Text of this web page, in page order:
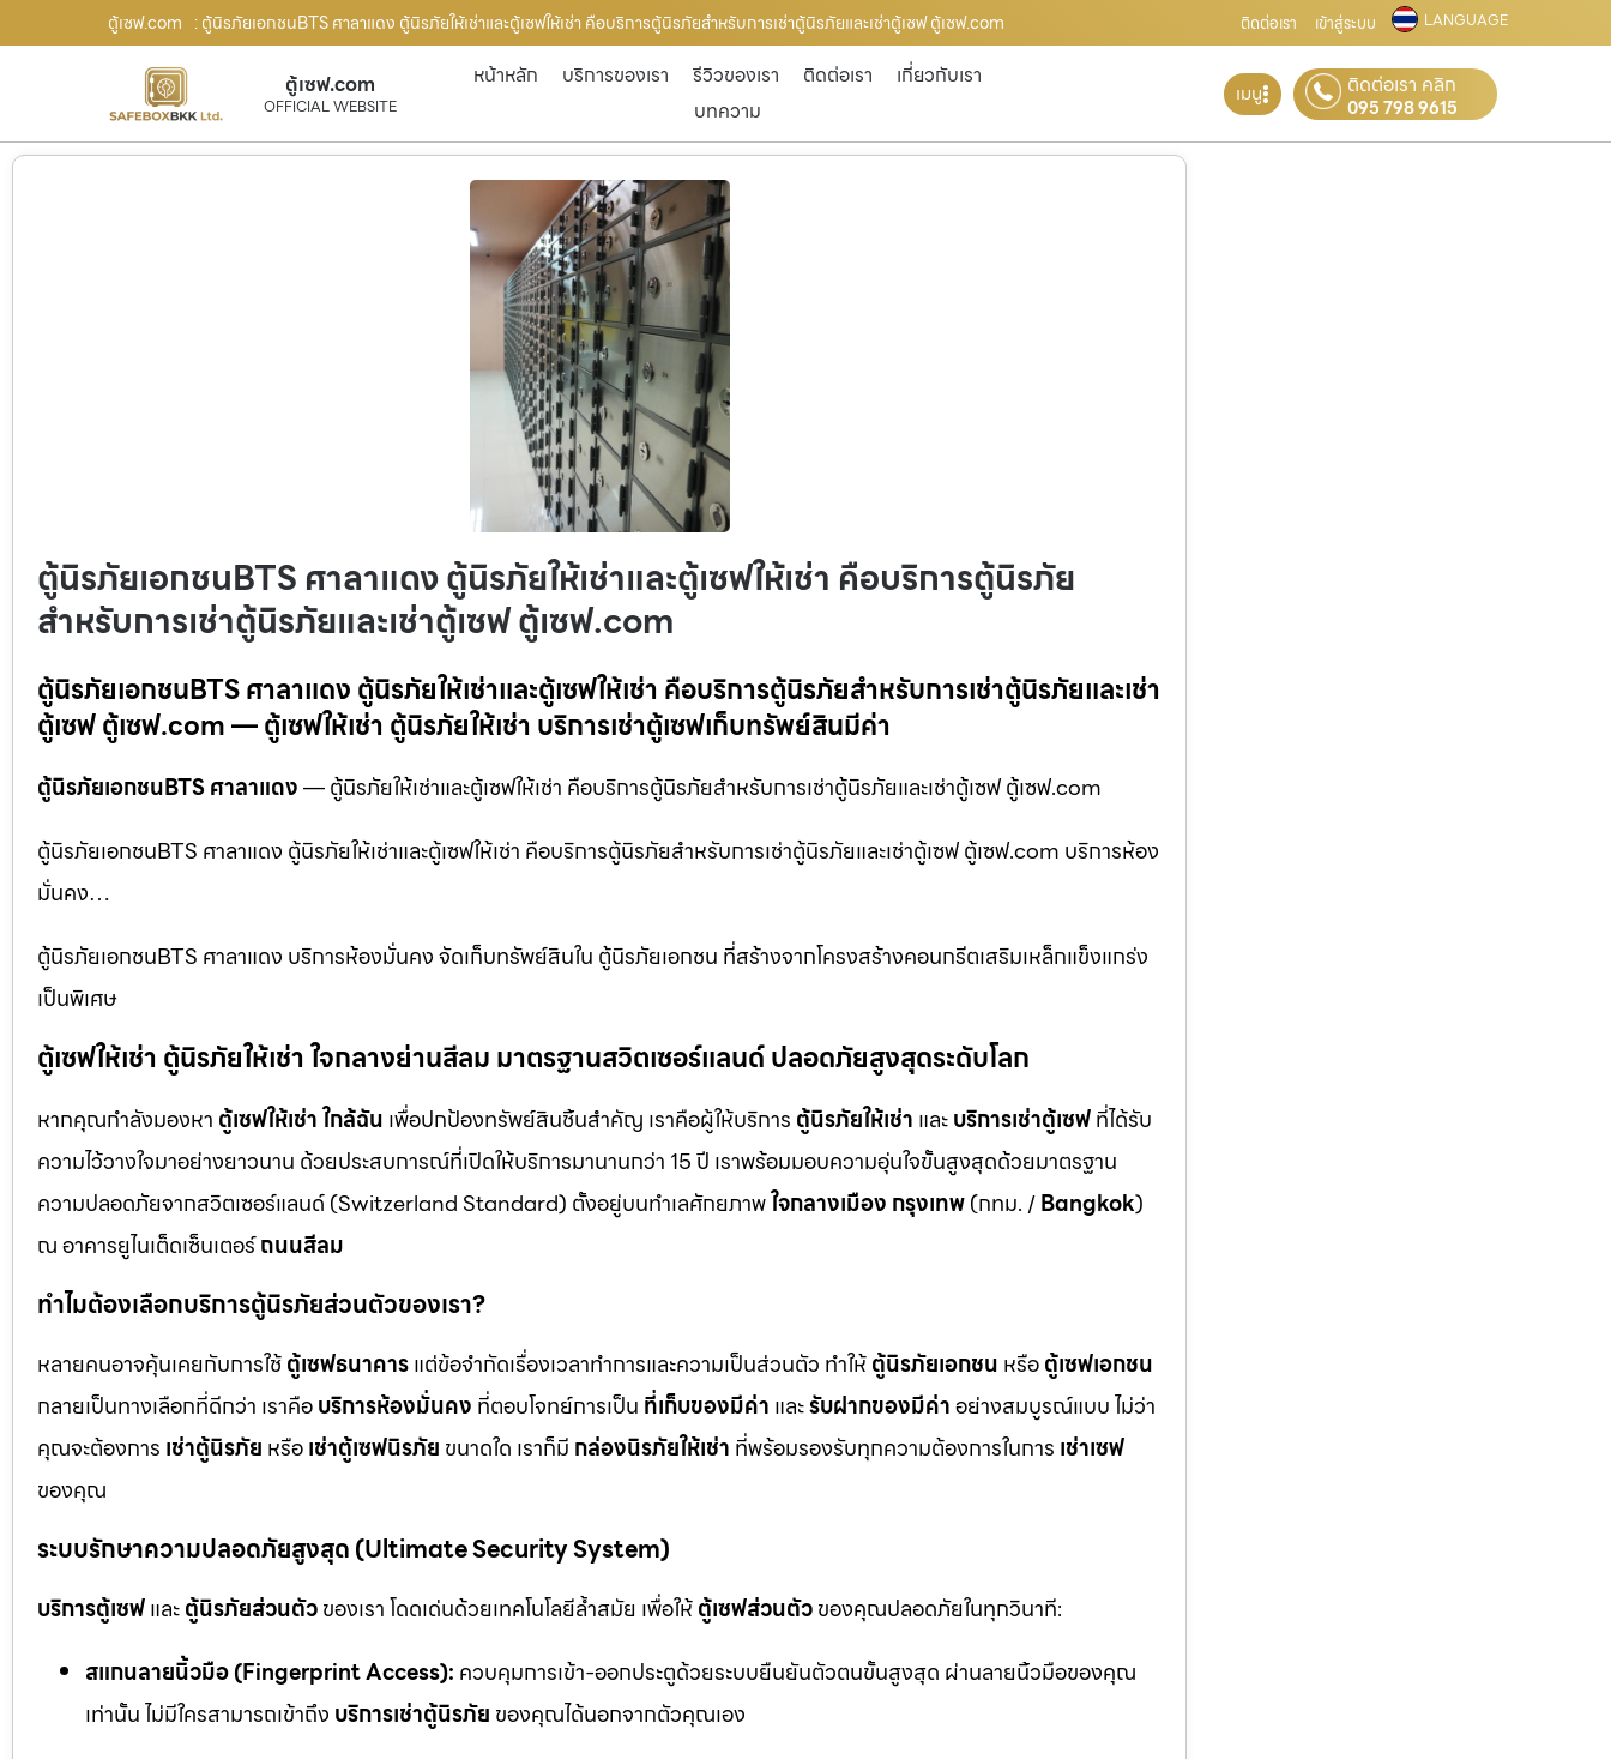
ตู้เซฟ.com : ตู้นิรภัยเอกชนBTS ศาลาแดง ตู้นิรภัยให้เช่าและตู้เซฟให้เช่า คือบริการตู้นิรภัยสำหรับการเช่าตู้นิรภัยและเช่าตู้เซฟ ตู้เซฟ.com ติดต่อเรา เข้าสู่ระบบ LANGUAGE
ตู้เซฟ.com
OFFICIAL WEBSITE
หน้าหลัก บริการของเรา รีวิวของเรา ติดต่อเรา
เกี่ยวกับเรา
บทความ
เมนู ติดต่อเรา คลิก
095 798 9615
ตู้นิรภัยเอกชนBTS ศาลาแดง ตู้นิรภัยให้เช่าและตู้เซฟให้เช่า คือบริการตู้นิรภัย
สำหรับการเช่าตู้นิรภัยและเช่าตู้เซฟ ตู้เซฟ.com
ตู้นิรภัยเอกชนBTS ศาลาแดง ตู้นิรภัยให้เช่าและตู้เซฟให้เช่า คือบริการตู้นิรภัยสำหรับการเช่าตู้นิรภัยและเช่า
ตู้เซฟ ตู้เซฟ.com — ตู้เซฟให้เช่า ตู้นิรภัยให้เช่า บริการเช่าตู้เซฟเก็บทรัพย์สินมีค่า
ตู้นิรภัยเอกชนBTS ศาลาแดง— ตู้นิรภัยให้เช่าและตู้เซฟให้เช่า คือบริการตู้นิรภัยสำหรับการเช่าตู้นิรภัยและเช่าตู้เซฟ ตู้เซฟ.com
ตู้นิรภัยเอกชนBTS ศาลาแดง ตู้นิรภัยให้เช่าและตู้เซฟให้เช่า คือบริการตู้นิรภัยสำหรับการเช่าตู้นิรภัยและเช่าตู้เซฟ ตู้เซฟ.com บริการห้อง
มั่นคง…
ตู้นิรภัยเอกชนBTS ศาลาแดง บริการห้องมั่นคง จัดเก็บทรัพย์สินใน ตู้นิรภัยเอกชน ที่สร้างจากโครงสร้างคอนกรีตเสริมเหล็กแข็งแกร่ง
เป็นพิเศษ
ตู้เซฟให้เช่า ตู้นิรภัยให้เช่า ใจกลางย่านสีลม มาตรฐานสวิตเซอร์แลนด์ ปลอดภัยสูงสุดระดับโลก
หากคุณกำลังมองหา ตู้เซฟให้เช่า ใกล้ฉัน เพื่อปกป้องทรัพย์สินชิ้นสำคัญ เราคือผู้ให้บริการ ตู้นิรภัยให้เช่า และบริการเช่าตู้เซฟที่ได้รับ
ความไว้วางใจมาอย่างยาวนาน ด้วยประสบการณ์ที่เปิดให้บริการมานานกว่า 15 ปี เราพร้อมมอบความอุ่นใจขั้นสูงสุดด้วยมาตรฐาน
ความปลอดภัยจากสวิตเซอร์แลนด์ (Switzerland Standard) ตั้งอยู่บนทำเลศักยภาพใจกลางเมือง กรุงเทพ(กทม. /Bangkok)
ณ อาคารยูไนเต็ดเซ็นเตอร์ถนนสีลม
ทำไมต้องเลือกบริการตู้นิรภัยส่วนตัวของเรา?
หลายคนอาจคุ้นเคยกับการใช้ตู้เซฟธนาคารแต่ข้อจำกัดเรื่องเวลาทำการและความเป็นส่วนตัว ทำให้ตู้นิรภัยเอกชน หรือตู้เซฟเอกชน
กลายเป็นทางเลือกที่ดีกว่า เราคือบริการห้องมั่นคง ที่ตอบโจทย์การเป็น ที่เก็บของมีค่า และรับฝากของมีค่าอย่างสมบูรณ์แบบ ไม่ว่า
คุณจะต้องการ เช่าตู้นิรภัย หรือเช่าตู้เซฟนิรภัย ขนาดใด เราก็มี กล่องนิรภัยให้เช่า ที่พร้อมรองรับทุกความต้องการในการ เช่าเซฟ
ของคุณ
ระบบรักษาความปลอดภัยสูงสุด (Ultimate Security System)
บริการตู้เซฟและตู้นิรภัยส่วนตัวของเรา โดดเด่นด้วยเทคโนโลยีล้ำสมัย เพื่อให้ตู้เซฟส่วนตัวของคุณปลอดภัยในทุกวินาที:
สแกนลายนิ้วมือ (Fingerprint Access): ควบคุมการเข้า-ออกประตูด้วยระบบยืนยันตัวตนขั้นสูงสุด ผ่านลายนิ้วมือของคุณ
เท่านั้น ไม่มีใครสามารถเข้าถึง บริการเช่าตู้นิรภัย ของคุณได้นอกจากตัวคุณเอง